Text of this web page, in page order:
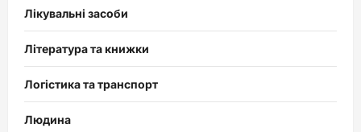
Лікувальні засоби
Література та книжки
Логістика та транспорт
Людина